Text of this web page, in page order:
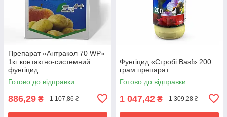
Препарат «Антракол 70 WP»
1кг контактно-системний
фунгіцид
Готово до відправки
886,29 ₴ 1 107,86 ₴
Фунгіцид «Стробі Basf» 200
грам препарат
Готово до відправки
1 047,42 ₴ 1 309,28 ₴